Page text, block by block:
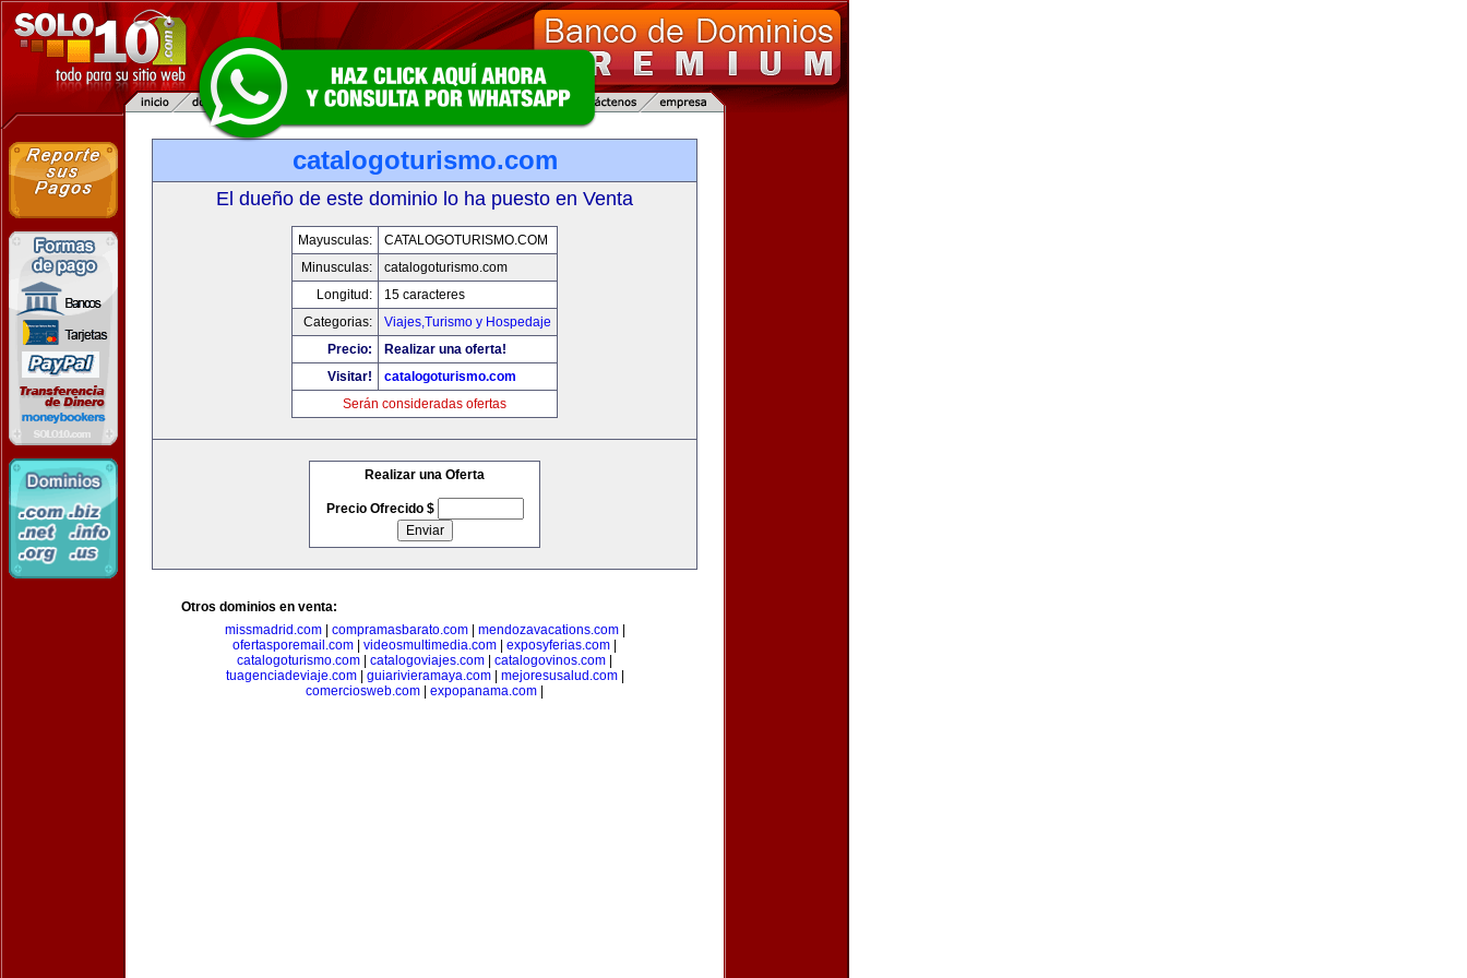
catalogoturismo.com
El dueño de este dominio lo ha puesto en Venta
Mayusculas:
CATALOGOTURISMO.COM
Minusculas:
catalogoturismo.com
Longitud:
15 caracteres
Categorias:
Viajes,Turismo y Hospedaje
Precio:
Realizar una oferta!
Visitar!
catalogoturismo.com
Serán consideradas ofertas
Realizar una Oferta
Precio Ofrecido $
Otros dominios en venta:
missmadrid.com| compramasbarato.com| mendozavacations.com|
ofertasporemail.com
videosmultimedia.com exposyferias.com
catalogoturismo.com
catalogoviajes.com catalogovinos.com
tuagenciadeviaje.com| guiarivieramaya.com| mejoresusalud.com|
comerciosweb.com
expopanama.com